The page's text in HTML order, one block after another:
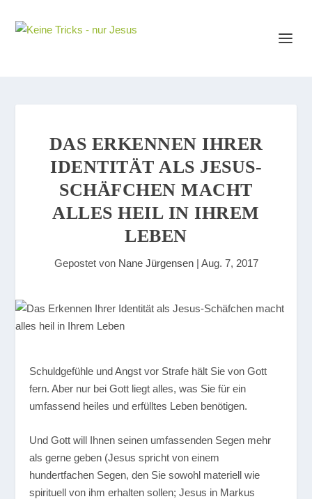
DAS ERKENNEN IHRER
IDENTITÄT ALS JESUS-
SCHÄFCHEN MACHT
ALLES HEIL IN IHREM
LEBEN
Gepostet von Nane Jürgensen| Aug. 7, 2017
Schuldgefühle und Angst vor Strafe hält Sie von Gott
fern. Aber nur bei Gott liegt alles, was Sie für ein
umfassend heiles und erfülltes Leben benötigen.
Und Gott will Ihnen seinen umfassenden Segen mehr
als gerne geben (Jesus spricht von einem
hundertfachen Segen, den Sie sowohl materiell wie
spirituell von ihm erhalten sollen; Jesus in Markus